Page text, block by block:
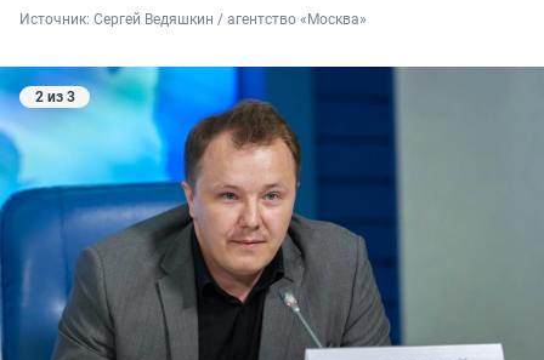
Источник: Сергей Ведяшкин / агентство «Москва»
2 из 3